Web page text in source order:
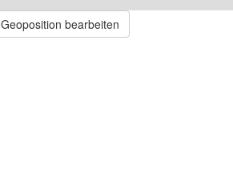
Geoposition bearbeiten